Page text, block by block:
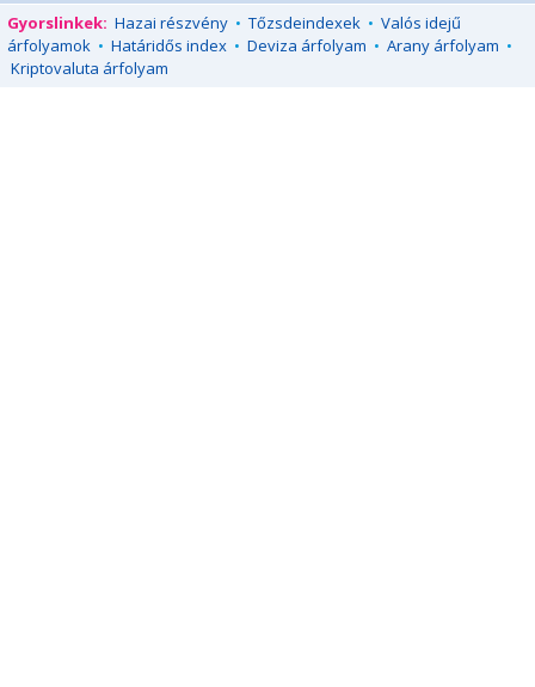
Gyorslinkek: Hazai részvény • Tőzsdeindexek • Valós idejű
árfolyamok • Határidős index • Deviza árfolyam • Arany árfolyam •
Kriptovaluta árfolyam